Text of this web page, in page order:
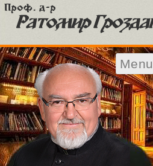
Menu
Skip to content